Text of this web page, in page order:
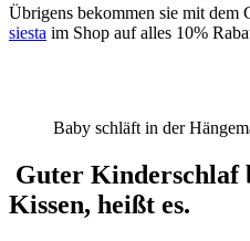
Übrigens bekommen sie mit dem
siesta im Shop auf alles 10%
Baby schläft in der
Guter Kinderschlaf
Kissen, heißt es.